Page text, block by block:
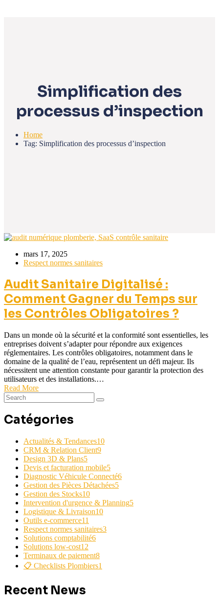
Simplification des
processus d’inspection
Home
Tag: Simplification des processus d’inspection
mars 17, 2025
Respect normes sanitaires
Audit Sanitaire Digitalisé :
Comment Gagner du Temps sur
les Contrôles Obligatoires ?
Dans un monde où la sécurité et la conformité sont essentielles, les
entreprises doivent s’adapter pour répondre aux exigences
réglementaires. Les contrôles obligatoires, notamment dans le
domaine de la qualité de l’eau, représentent un défi majeur. Ils
nécessitent une attention constante pour garantir la protection des
utilisateurs et des installations.…
Read More
Catégories
Actualités & Tendances10
CRM & Relation Client9
Design 3D & Plans5
Devis et facturation mobile5
Diagnostic Véhicule Connecté6
Gestion des Pièces Détachées5
Gestion des Stocks10
Intervention d'urgence & Planning5
Logistique & Livraison10
Outils e-commerce11
Respect normes sanitaires3
Solutions comptabilité6
Solutions low-cost12
Terminaux de paiement8
📋 Checklists Plombiers1
Recent News